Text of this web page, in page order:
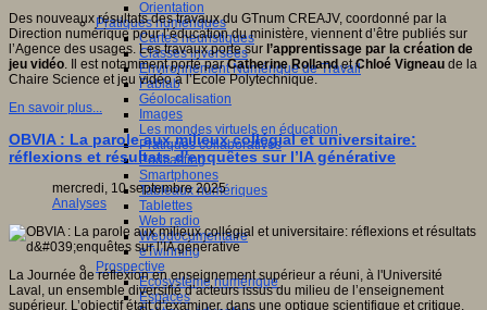
Orientation
Pratiques numériques
Cartes heuristiques
Classes inversées
Environnement Numérique de Travail
Fablab
Géolocalisation
Images
Les mondes virtuels en éducation
Pratiques collaboratives
Podcasting
Smartphones
Tableaux numériques
Tablettes
Web radio
Webdocumentaire
eTwinning
Prospective
Ecosystème numérique
Espaces
Des nouveaux résultats des travaux du GTnum CREAJV, coordonné par la
Direction numérique pour l’éducation du ministère, viennent d’être publiés sur
l’Agence des usages. Les travaux porte sur l’apprentissage par la création de
jeu vidéo. Il est notamment porté parCatherine RollandetChloé Vigneau de la
Chaire Science et jeu vidéo à l’Ecole Polytechnique.
En savoir plus...
OBVIA : La parole aux milieux collégial et universitaire:
réflexions et résultats d'enquêtes sur l’IA générative
mercredi, 10 septembre 2025
Analyses
La Journée de réflexion en enseignement supérieur a réuni, à l'Université
Laval, un ensemble diversifié d’acteurs issus du milieu de l’enseignement
supérieur. L’objectif était d’examiner, dans une optique scientifique et critique,